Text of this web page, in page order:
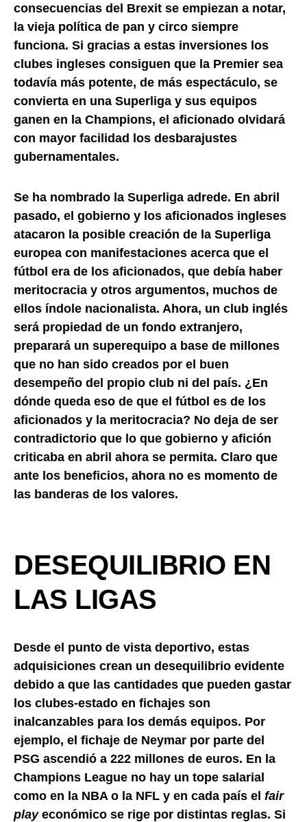
consecuencias del Brexit se empiezan a notar,
la vieja política de pan y circo siempre
funciona. Si gracias a estas inversiones los
clubes ingleses consiguen que la Premier sea
todavía más potente, de más espectáculo, se
convierta en una Superliga y sus equipos
ganen en la Champions, el aficionado olvidará
con mayor facilidad los desbarajustes
gubernamentales.
Se ha nombrado la Superliga adrede. En abril
pasado, el gobierno y los aficionados ingleses
atacaron la posible creación de la Superliga
europea con manifestaciones acerca que el
fútbol era de los aficionados, que debía haber
meritocracia y otros argumentos, muchos de
ellos índole nacionalista. Ahora, un club inglés
será propiedad de un fondo extranjero,
preparará un superequipo a base de millones
que no han sido creados por el buen
desempeño del propio club ni del país. ¿En
dónde queda eso de que el fútbol es de los
aficionados y la meritocracia? No deja de ser
contradictorio que lo que gobierno y afición
criticaba en abril ahora se permita. Claro que
ante los beneficios, ahora no es momento de
las banderas de los valores.
DESEQUILIBRIO EN
LAS LIGAS
Desde el punto de vista deportivo, estas
adquisiciones crean un desequilibrio evidente
debido a que las cantidades que pueden gastar
los clubes-estado en fichajes son
inalcanzables para los demás equipos. Por
ejemplo, el fichaje de Neymar por parte del
PSG ascendió a 222 millones de euros. En la
Champions League no hay un tope salarial
como en la NBA o la NFL y en cada país el fair
playeconómico se rige por distintas reglas. Si